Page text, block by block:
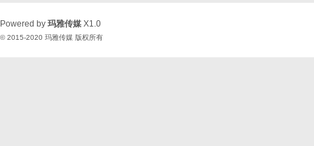
Powered by 玛雅传媒 X1.0
© 2015-2020 玛雅传媒 版权所有